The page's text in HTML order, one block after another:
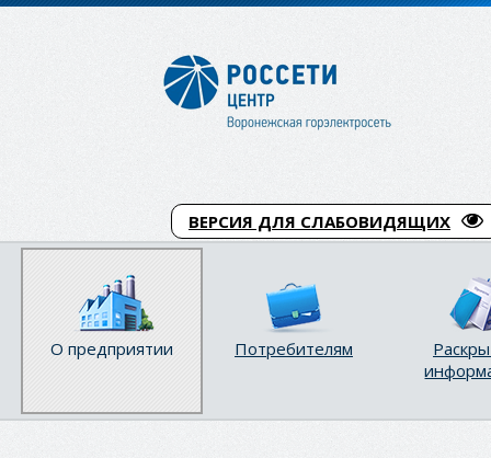
ВЕРСИЯ ДЛЯ СЛАБОВИДЯЩИХ
О предприятии Потребителям